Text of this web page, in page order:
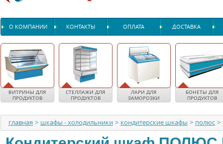
О КОМПАНИИ КОНТАКТЫ ОПЛАТА ДОСТАВКА
ВИТРИНЫ ДЛЯ
ПРОДУКТОВ
СТЕЛЛАЖИ ДЛЯ
ПРОДУКТОВ
ЛАРИ ДЛЯ
ЗАМОРОЗКИ
БОНЕТЫ ДЛЯ
ПРОДУКТОВ
главная > шкафы - холодильники > кондитерские шкафы > полюс >